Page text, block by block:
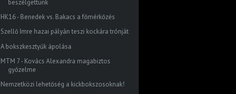
beszélgettünk
HK16 - Benedek vs. Bakacs a főmérkőzés
Szellő Imre hazai pályán teszi kockára trónját
A bokszkesztyűk ápolása
MTM 7 - Kovács Alexandra magabiztos
győzelme
Nemzetközi lehetőség a kickbokszosoknak!